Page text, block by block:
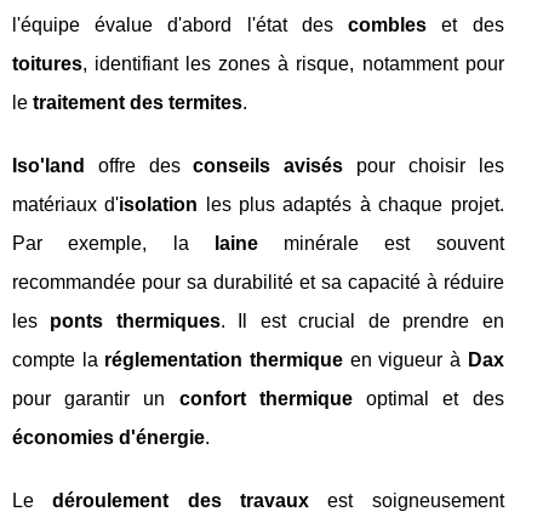
l'équipe évalue d'abord l'état descombles et des
toitures, identifiant les zones à risque, notamment pour
le traitement des termites.
Iso'land offre desconseils avisés pour choisir les
matériaux d'isolation les plus adaptés à chaque projet.
Par exemple, la
laineminérale est souvent
recommandée pour sa durabilité et sa capacité à réduire
les ponts thermiques. Il est crucial de prendre en
compte la réglementation thermiqueen vigueur à Dax
pour garantir un confort thermiqueoptimal et des
économies d'énergie.
Ledéroulement des travauxest soigneusement